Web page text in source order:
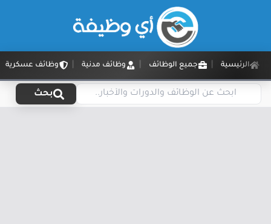
الرئيسية جميع الوظائف وظائف مدنية وظائف عسكرية
بحث